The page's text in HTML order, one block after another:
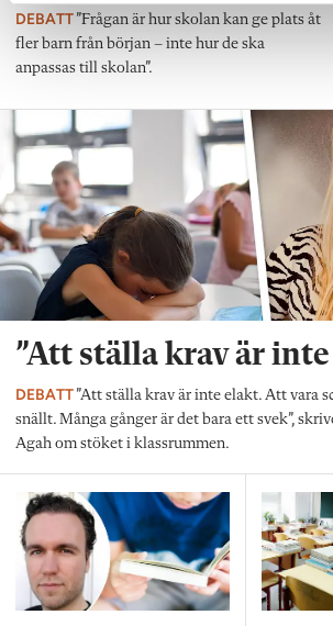
DEBATT”Frågan är hur skolan kan ge plats åt
fler barn från början – inte hur de ska
anpassas till skolan”.
”Att ställa krav är
DEBATT”Att ställa krav är inte elakt. Att vara
snällt. Många gånger är det bara ett svek”,
Agah om stöket i klassrummen.